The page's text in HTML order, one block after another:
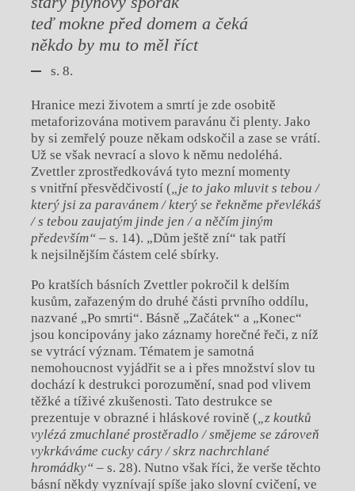
teď mokne před domem a čeká
někdo by mu to měl říct
s. 8.
Hranice mezi životem a smrtí je zde osobitě
metaforizována motivem paravánu či plenty. Jako
by si zemřelý pouze někam odskočil a zase se vrátí.
Už se však nevrací a slovo k němu nedoléhá.
Zvettler zprostředkovává tyto mezní momenty
s vnitřní přesvědčivostí („je to jako mluvit s tebou /
který jsi za paravánem / který se řekněme převlékáš
/ s tebou zaujatým jinde jen / a něčím jiným
především“– s. 14). „Dům ještě zní“ tak patří
k nejsilnějším částem celé sbírky.
Po kratších básních Zvettler pokročil k delším
kusům, zařazeným do druhé části prvního oddílu,
nazvané „Po smrti“. Básně „Začátek“ a „Konec“
jsou koncipovány jako záznamy horečné řeči, z níž
se vytrácí význam. Tématem je samotná
nemohoucnost vyjádřit se a i přes množství slov tu
dochází k destrukci porozumění, snad pod vlivem
těžké a tíživé zkušenosti. Tato destrukce se
prezentuje v obrazné i hláskové rovině („z koutků
vylézá zmuchlané prostěradlo / smějeme se zároveň
vykrkáváme cucky cáry / skrz nachrchlané
hromádky“ – s. 28). Nutno však říci, že verše těchto
básní někdy vyznívají spíše jako slovní cvičení, ve